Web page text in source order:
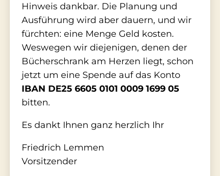
Hinweis dankbar. Die Planung und
Ausführung wird aber dauern, und wir
fürchten: eine Menge Geld kosten.
Weswegen wir diejenigen, denen der
Bücherschrank am Herzen liegt, schon
jetzt um eine Spende auf das Konto
IBAN DE25 6605 0101 0009 1699 05
bitten.
Es dankt Ihnen ganz herzlich Ihr
Friedrich Lemmen
Vorsitzender